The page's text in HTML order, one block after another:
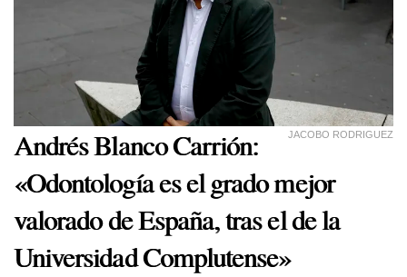
JACOBO RODRIGUEZ
Andrés Blanco Carrión:
«Odontología es el grado mejor
valorado de España, tras el de la
Universidad Complutense»